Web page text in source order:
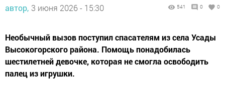
автор, 3 июня 2026 - 15:30 541 0 0
Необычный вызов поступил спасателям из села Усады
Высокогорского района. Помощь понадобилась
шестилетней девочке, которая не смогла освободить
палец из игрушки.